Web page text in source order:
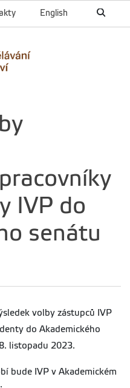
English
IVP do
senátu
volby zástupců IVP
do Akademického
listopadu 2023.
bude IVP v Akademickém